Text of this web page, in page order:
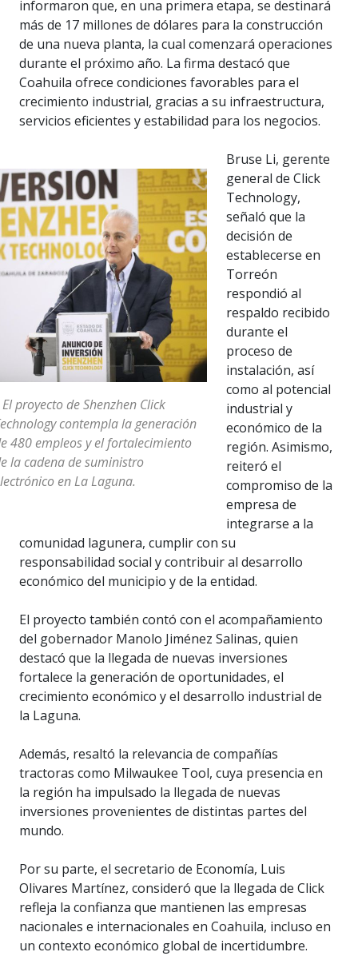
informaron que, en una primera etapa, se destinará
más de 17 millones de dólares para la construcción
de una nueva planta, la cual comenzará operaciones
durante el próximo año. La firma destacó que
Coahuila ofrece condiciones favorables para el
crecimiento industrial, gracias a su infraestructura,
servicios eficientes y estabilidad para los negocios.
El proyecto de Shenzhen Click
contempla la generación
480 empleos y el fortalecimiento
la cadena de suministro
en La Laguna.
Bruse Li, gerente
general de Click
Technology,
señaló que la
decisión de
establecerse en
Torreón
respondió al
respaldo recibido
durante el
proceso de
instalación, así
como al potencial
industrial y
económico de la
región. Asimismo,
reiteró el
compromiso de la
empresa de
integrarse a la
comunidad lagunera, cumplir con su
responsabilidad social y contribuir al desarrollo
económico del municipio y de la entidad.
El proyecto también contó con el acompañamiento
del gobernador Manolo Jiménez Salinas, quien
destacó que la llegada de nuevas inversiones
fortalece la generación de oportunidades, el
crecimiento económico y el desarrollo industrial de
la Laguna.
Además, resaltó la relevancia de compañías
tractoras como Milwaukee Tool, cuya presencia en
la región ha impulsado la llegada de nuevas
inversiones provenientes de distintas partes del
mundo.
Por su parte, el secretario de Economía, Luis
Olivares Martínez, consideró que la llegada de Click
refleja la confianza que mantienen las empresas
nacionales e internacionales en Coahuila, incluso en
un contexto económico global de incertidumbre.